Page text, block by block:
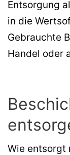
Entsorgung
in die
Gebrauchte
Handel oder
Wie entsorgt